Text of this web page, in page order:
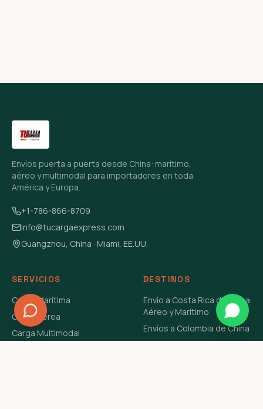
Envíos puerta a puerta desde China: marítimo,
aéreo y multimodal para importadores en toda
América y Europa.
+1-786-866-8709
info@tucargaexpress.com
Guangzhou, China · Miami, EE.UU.
SERVICIOS
Carga Marítima
Carga Aérea
Carga Multimodal
DESTINOS
Envío a Costa Rica de China
Aéreo y Marítimo
Envíos a Colombia de China